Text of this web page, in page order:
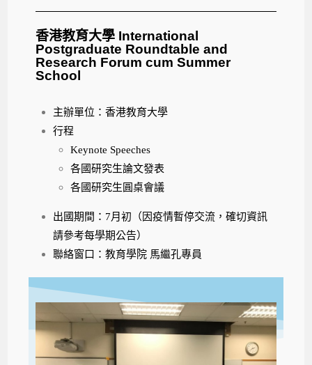
香港教育大學 International
Postgraduate Roundtable and
Research Forum cum Summer
School
主辦單位：香港教育大學
行程
Keynote Speeches
各國研究生論文發表
各國研究生圓桌會議
出國期間：7月初（因疫情暫停交流，確切資訊
請參考每學期公告）
聯絡窗口：教育學院 馬繼孔專員